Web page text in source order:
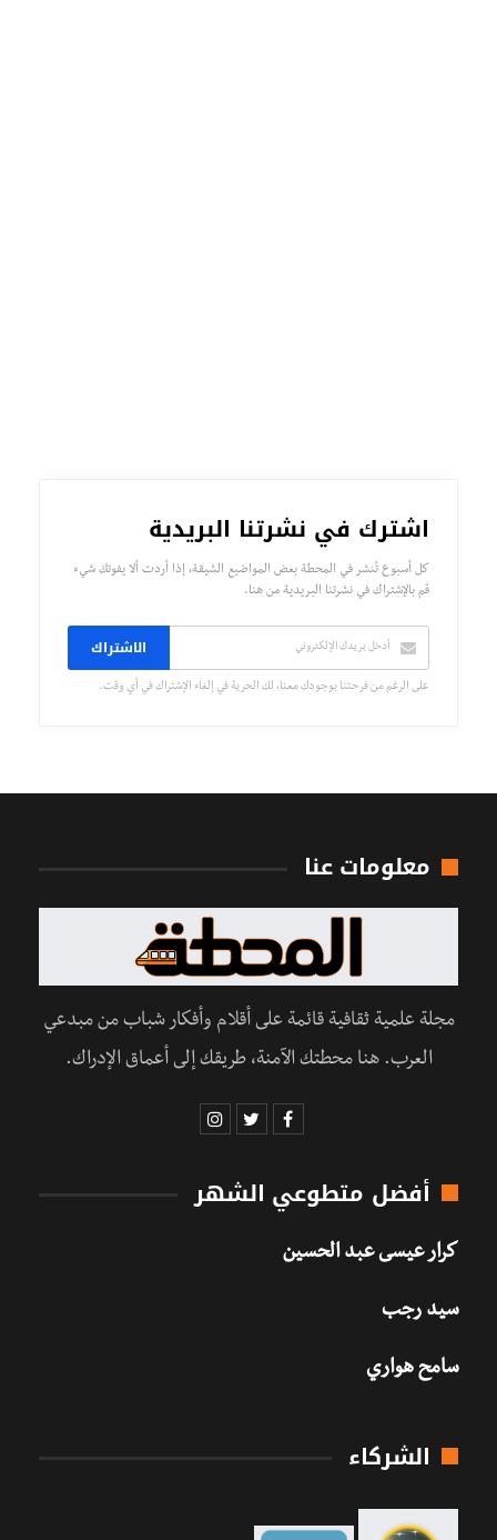
اشترك في نشرتنا البريدية
كل أسبوع تُنشر في المحطة بعض المواضيع الشيقة، إذا أردت ألا يفوتك شيء
قم بالإشتراك في نشرتنا البريدية من هنا.
الاشتراك
على الرغم من فرحتنا بوجودك معنا، لك الحرية في إلغاء الإشتراك في أي وقت.
معلومات عنا
مجلة علمية ثقافية قائمة على أقلام وأفكار شباب من مبدعي
العرب. هنا محطتك الآمنة، طريقك إلى أعماق الإدراك.
أفضل متطوعي الشهر
كرار عيسى عبد الحسين
سيد رجب
سامح هواري
الشركاء